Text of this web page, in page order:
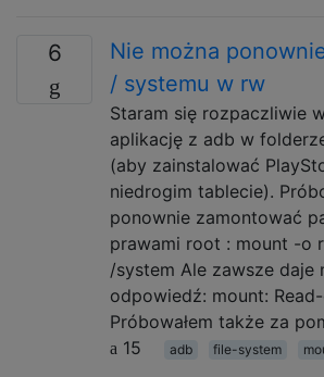
6
Nie można
/ systemu w rw
Staram się rozpaczliwie
aplikację z adb w
(aby zainstalować
niedrogim tablecie).
ponownie zamontować
prawami root : mount -o
/system Ale zawsze daje
odpowiedź: mount:
Próbowałem także za
15
adb file-system